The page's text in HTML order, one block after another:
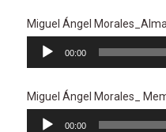
Miguel Ángel
Reproductor
00:00
Miguel Ángel Morales_
Reproductor
00:00